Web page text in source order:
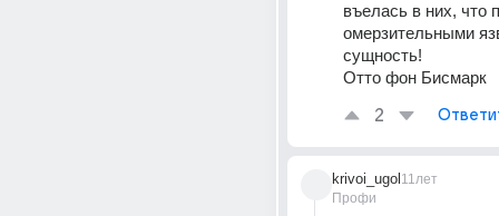
въелась в них, что
омерзительными
сущность!
Отто фон Бисмарк
2
krivoi_ugol
Профи
11лет